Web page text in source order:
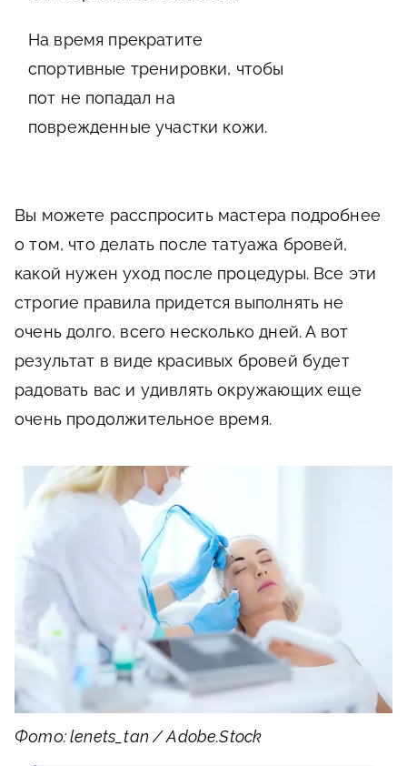
На время прекратите
спортивные тренировки, чтобы
пот не попадал на
поврежденные участки кожи.
Вы можете расспросить мастера подробнее
о том, что делать после татуажа бровей,
какой нужен уход после процедуры. Все эти
строгие правила придется выполнять не
очень долго, всего несколько дней. А вот
результат в виде красивых бровей будет
радовать вас и удивлять окружающих еще
очень продолжительное время.
Фото: lenets_tan / Adobe.Stock